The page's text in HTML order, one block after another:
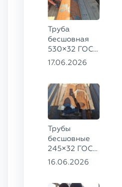
Труба
бесшовная
530×32 ГОСТ
8732-78, ст.
17.06.2026
Трубы
бесшовные
245×32 ГОСТ
8732-78, ст.
16.06.2026